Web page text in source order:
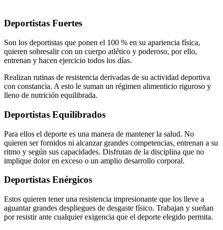
Deportistas Fuertes
Son los deportistas que ponen el 100 % en su apariencia física,
quieren sobresalir con un cuerpo atlético y poderoso, por ello,
entrenan y hacen ejercicio todos los días.
Realizan rutinas de resistencia derivadas de su actividad deportiva
con constancia. A esto le suman un régimen alimenticio riguroso y
lleno de nutrición equilibrada.
Deportistas Equilibrados
Para ellos el deporte es una manera de mantener la salud. No
quieren ser fornidos ni alcanzar grandes competencias, entrenan a su
ritmo y según sus capacidades. Disfrutan de la disciplina que no
implique dolor en exceso o un amplio desarrollo corporal.
Deportistas Enérgicos
Estos quieren tener una resistencia impresionante que los lleve a
aguantar grandes despliegues de desgaste físico. Trabajan y sueñan
por resistir ante cualquier exigencia que el deporte elegido permita.